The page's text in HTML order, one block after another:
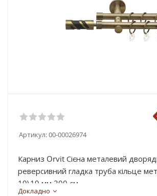
Артикул:00-00026974
Карниз Orvit Сієна металевий
реверсивний гладка труба кільце
19\19 мм 300 см...
Докладно